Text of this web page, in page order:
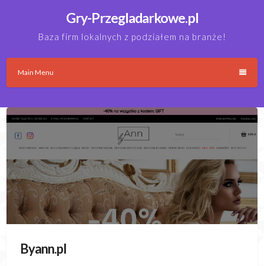
Gry-Przegladarkowe.pl
Baza firm lokalnych z podziałem na branże!
Main Menu
Byann.pl